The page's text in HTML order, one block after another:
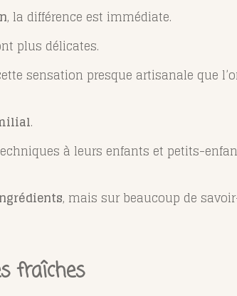
, la différence est immédiate.
plus délicates.
sensation presque artisanale que
.
à leurs enfants et petits-
, mais sur beaucoup de
fraîches